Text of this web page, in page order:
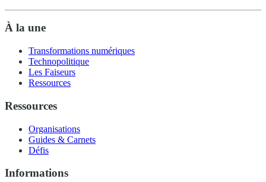
À la une
Transformations numériques
Technopolitique
Les Faiseurs
Ressources
Ressources
Organisations
Guides & Carnets
Défis
Informations